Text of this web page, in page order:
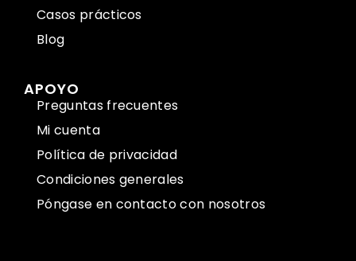
Casos prácticos
Blog
APOYO
Preguntas frecuentes
Mi cuenta
Política de privacidad
Condiciones generales
Póngase en contacto con nosotros